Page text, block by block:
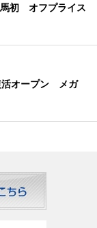
馬初 オフプライス
活オープン メガ